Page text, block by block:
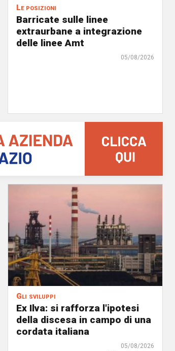
Le posizioni
Barricate sulle linee
extraurbane a integrazione
delle linee Amt
05/08/2026
Gli sviluppi
Ex Ilva: si rafforza l'ipotesi
della discesa in campo di una
cordata italiana
05/08/2026